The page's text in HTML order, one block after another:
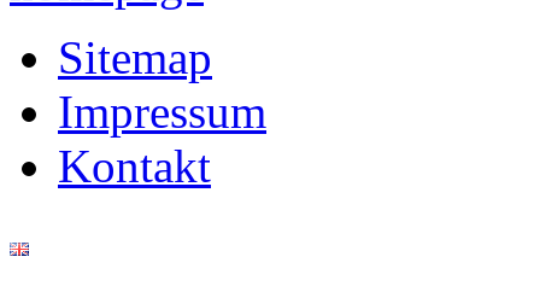
Sitemap
Impressum
Kontakt